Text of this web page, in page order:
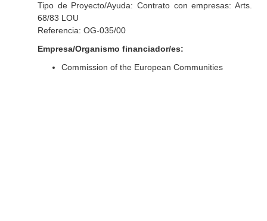
Tipo de Proyecto/Ayuda: Contrato con empresas: Arts.
68/83 LOU
Referencia: OG-035/00
Empresa/Organismo financiador/es:
Commission of the European Communities